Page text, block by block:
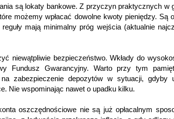
są lokaty bankowe. Z przyczyn praktycznych w
możemy wpłacać dowolne kwoty pieniędzy. Są
mają minimalny próg wejścia (aktualnie
niewątpliwie bezpieczeństwo. Wkłady do
Fundusz Gwarancyjny. Warto przy tym
zabezpieczenie depozytów w sytuacji, gdyby
Nie wspominając nawet o upadku kilku.
oszczędnościowe nie są już opłacalnym